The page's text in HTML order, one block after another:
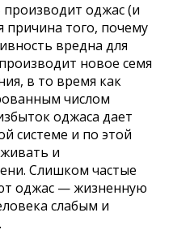
оджас (и
причина того, почему
вредна для
новое семя
в то время как
числом
оджаса дает
системе и по этой
и
Слишком частые
оджас — жизненную
слабым и